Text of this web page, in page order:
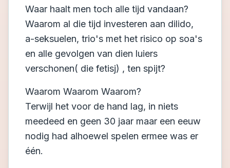
Waar haalt men toch alle tijd vandaan?
Waarom al die tijd investeren aan dilido,
a-seksuelen, trio's met het risico op soa's
en alle gevolgen van dien luiers
verschonen( die fetisj) , ten spijt?
Waarom Waarom Waarom?
Terwijl het voor de hand lag, in niets
meedeed en geen 30 jaar maar een eeuw
nodig had alhoewel spelen ermee was er
één.